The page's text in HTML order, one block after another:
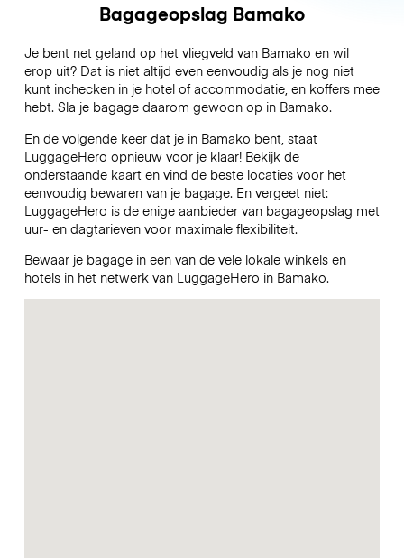
Bagageopslag Bamako
Je bent net geland op het vliegveld van Bamako en wil
erop uit? Dat is niet altijd even eenvoudig als je nog niet
kunt inchecken in je hotel of accommodatie, en koffers mee
hebt. Sla je bagage daarom gewoon op in Bamako.
En de volgende keer dat je in Bamako bent, staat
LuggageHero opnieuw voor je klaar! Bekijk de
onderstaande kaart en vind de beste locaties voor het
eenvoudig bewaren van je bagage. En vergeet niet:
LuggageHero is de enige aanbieder van bagageopslag met
uur- en dagtarieven voor maximale flexibiliteit.
Bewaar je bagage in een van de vele lokale winkels en
hotels in het netwerk van LuggageHero in Bamako.